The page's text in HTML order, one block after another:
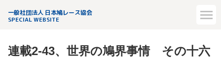
一般社団法人 日本鳩レース協会
SPECIAL WEBSITE
連載2-43、世界の鳩界事情 その十六